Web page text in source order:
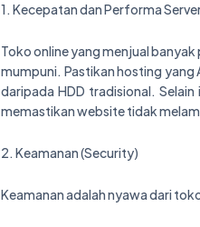
1. Kecepatan dan Performa
Toko online yang menjual
mumpuni. Pastikan hosting
daripada HDD tradisional.
memastikan website tidak
2. Keamanan (Security)
Keamanan adalah nyawa dari